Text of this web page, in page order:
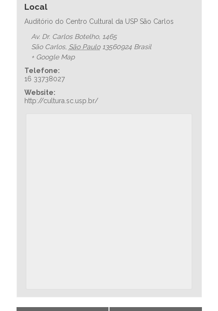
Local
Auditório do Centro Cultural da USP São Carlos
Av. Dr. Carlos Botelho, 1465
São Carlos, São Paulo 13560924 Brasil
+ Google Map
Telefone:
16 33738027
Website:
http://cultura.sc.usp.br/